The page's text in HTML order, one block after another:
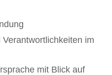
im
mit Blick auf